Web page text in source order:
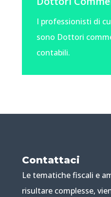
I professionisti di
sono Dottori
contabili.
Contattaci
Le tematiche fiscali e
risultare complesse,